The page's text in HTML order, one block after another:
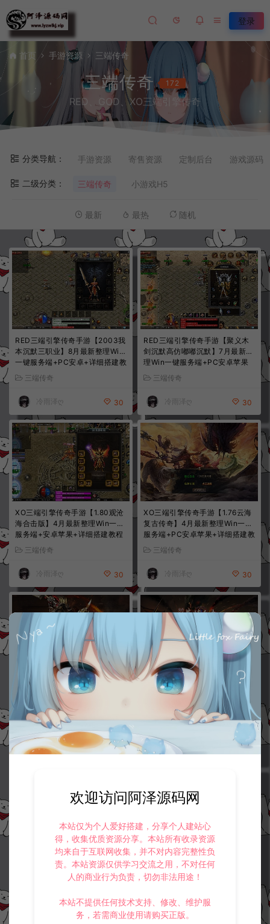
登录
首页 手游资源 三端传奇
三端传奇 172
RED、GOD、XO三端引擎传奇
分类导航： 手游资源 寄售资源 定制后台 游戏源码
二级分类： 三端传奇 小游戏H5
最新 最热 随机
RED三端引擎传奇手游【2003我
本沉默三职业】8月最新整理Win
一键服务端+PC安卓+详细搭建教
程
三端传奇
冷雨泽ღ 30
RED三端引擎传奇手游【聚义木
剑沉默高仿嘟嘟沉默】7月最新整
理Win一键服务端+PC安卓苹果
+详细搭建教程
三端传奇
冷雨泽ღ 30
XO三端引擎传奇手游【1.80观沧
海合击版】4月最新整理Win一键
服务端+安卓苹果+详细搭建教程
三端传奇
冷雨泽ღ 30
XO三端引擎传奇手游【1.76云海
复古传奇】4月最新整理Win一键
服务端+PC安卓苹果+详细搭建教
程+视频教程
三端传奇
冷雨泽ღ 30
XO三端引擎传奇手游【1.76巨龙
金币合击版】4月最新整理Win一
键服务端+PC安卓苹果+详细搭建
教程+视频教程
三端传奇
冷雨泽ღ 30
XO三端引擎传奇手游【1.80基情
合击版】4月最新整理Win一键服
务端+PC安卓苹果+详细搭建教程
+视频教程
三端传奇
冷雨泽ღ 30
XO三端引擎传奇手游【1.80将军
变态合击版】4月最新整理Win一
键服务端+PC安卓苹果+详细搭建
30
XO三端引擎传奇手游【1.80帝国
合击版】4月最新整理Win一键服
务端+PC安卓苹果+详细搭建教程
冷雨泽ღ
欢迎访问阿泽源码网
本站仅为个人爱好搭建，分享个人建站心
得，收集优质资源分享。本站所有收录资源
均来自于互联网收集，并不对内容完整性负
责。本站资源仅供学习交流之用，不对任何
人的商业行为负责，切勿非法用途！
本站不提供任何技术支持、修改、维护服
务，若需商业使用请购买正版。